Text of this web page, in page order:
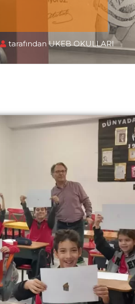
tarafındanUKEB OKULLARI